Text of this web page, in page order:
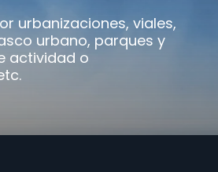
urbanizaciones, viales,
urbano, parques y
actividad o